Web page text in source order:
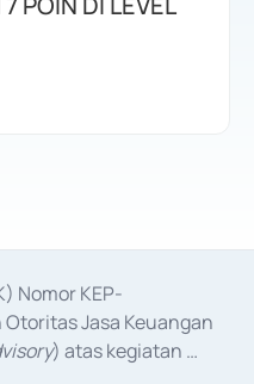
Nomor KEP-
Jasa Keuangan
) atas kegiatan